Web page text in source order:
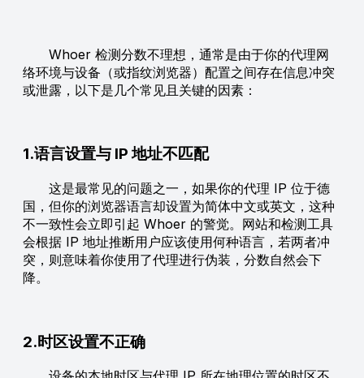
Whoer 检测分数不理想，通常是由于你的代理网
络环境与设备（或指纹浏览器）配置之间存在信息冲突
或泄露，以下是几个常见且关键的因素：
1.语言设置与 IP 地址不匹配
这是最常见的问题之一，如果你的代理 IP 位于德
国，但你的浏览器语言却设置为简体中文或英文，这种
不一致性会立即引起 Whoer 的警觉。网站和检测工具
会根据 IP 地址推断用户应该使用何种语言，若两者冲
突，则意味着你使用了代理进行伪装，分数自然会下
降。
2.时区设置不正确